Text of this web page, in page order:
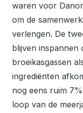
waren voor
om de
verlengen. De
blijven
broeikasgassen
ingrediënten
nog eens ruim
loop van de